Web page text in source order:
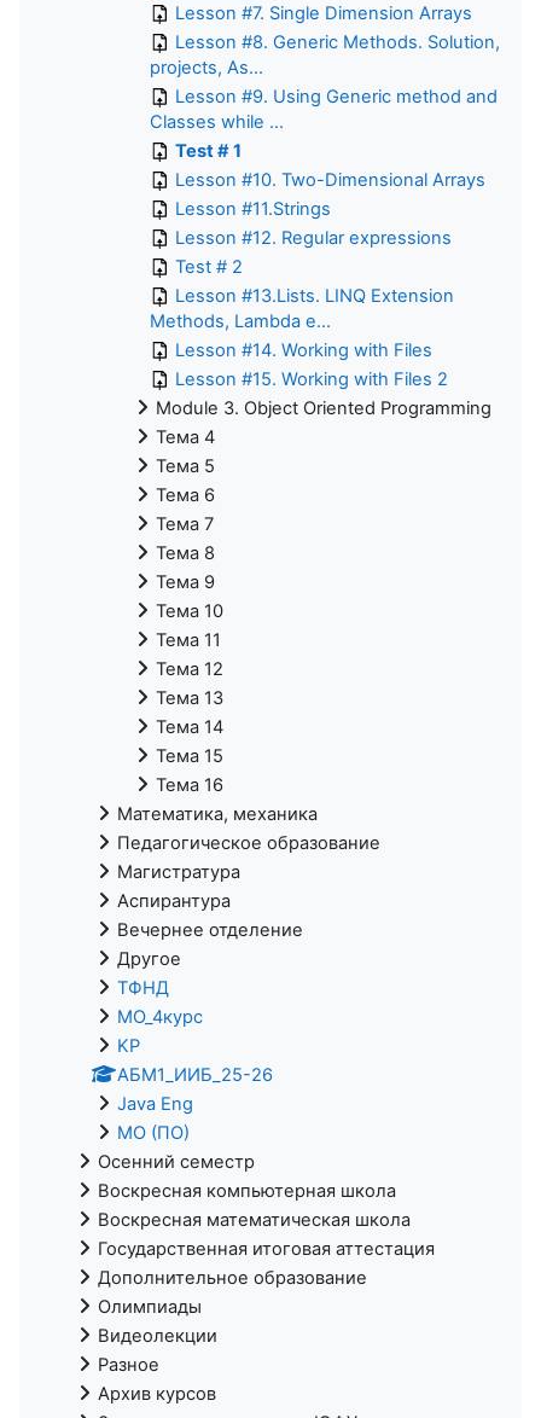
Lesson #7. Single Dimension Arrays
Lesson #8. Generic Methods. Solution,
projects, As...
Lesson #9. Using Generic method and
Classes while ...
Test # 1
Lesson #10. Two-Dimensional Arrays
Lesson #11.Strings
Lesson #12. Regular expressions
Test # 2
Lesson #13.Lists. LINQ Extension
Methods, Lambda e...
Lesson #14. Working with Files
Lesson #15. Working with Files 2
Module 3. Object Oriented Programming
Тема 4
Тема 5
Тема 6
Тема 7
Тема 8
Тема 9
Тема 10
Тема 11
Тема 12
Тема 13
Тема 14
Тема 15
Тема 16
Математика, механика
Педагогическое образование
Магистратура
Аспирантура
Вечернее отделение
Другое
ТФНД
МО_4курс
KP
АБМ1_ИИБ_25-26
Java Eng
МО (ПО)
Осенний семестр
Воскресная компьютерная школа
Воскресная математическая школа
Государственная итоговая аттестация
Дополнительное образование
Олимпиады
Видеолекции
Разное
Архив курсов